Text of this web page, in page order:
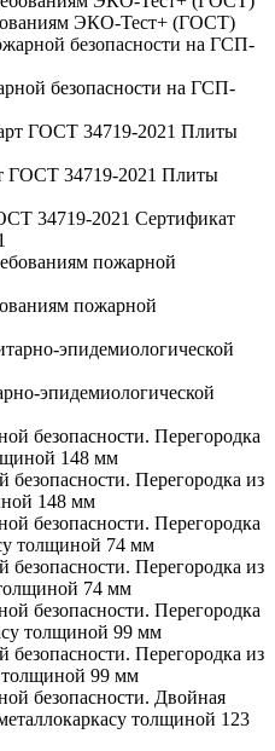
ЭКО-Тест+ (ГОСТ)
безопасности на ГСП-
ГОСТ 34719-2021 Плиты
Сертификат
пожарной
эпидемиологической
Перегородка из
148 мм
Перегородка из
74 мм
Перегородка из
99 мм